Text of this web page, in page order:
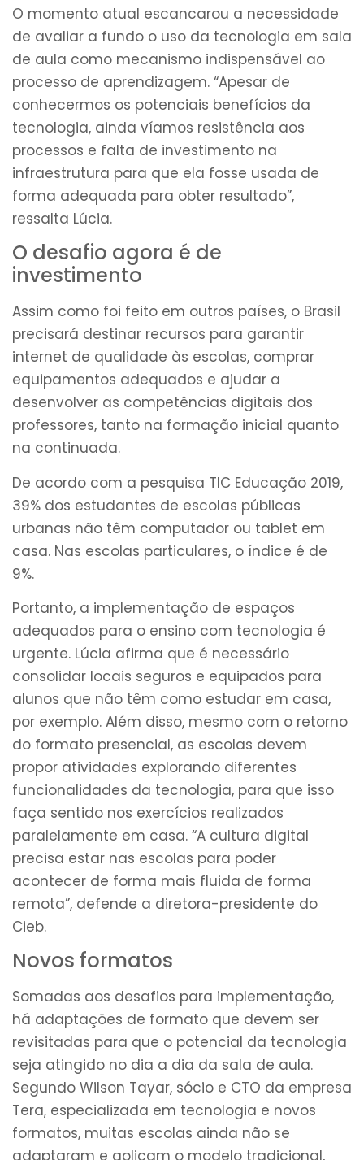
O momento atual escancarou a necessidade
de avaliar a fundo o uso da tecnologia em sala
de aula como mecanismo indispensável ao
processo de aprendizagem. “Apesar de
conhecermos os potenciais benefícios da
tecnologia, ainda víamos resistência aos
processos e falta de investimento na
infraestrutura para que ela fosse usada de
forma adequada para obter resultado”,
ressalta Lúcia.
O desafio agora é de
investimento
Assim como foi feito em outros países, o Brasil
precisará destinar recursos para garantir
internet de qualidade às escolas, comprar
equipamentos adequados e ajudar a
desenvolver as competências digitais dos
professores, tanto na formação inicial quanto
na continuada.
De acordo com a pesquisa TIC Educação 2019,
39% dos estudantes de escolas públicas
urbanas não têm computador ou tablet em
casa. Nas escolas particulares, o índice é de
9%.
Portanto, a implementação de espaços
adequados para o ensino com tecnologia é
urgente. Lúcia afirma que é necessário
consolidar locais seguros e equipados para
alunos que não têm como estudar em casa,
por exemplo. Além disso, mesmo com o retorno
do formato presencial, as escolas devem
propor atividades explorando diferentes
funcionalidades da tecnologia, para que isso
faça sentido nos exercícios realizados
paralelamente em casa. “A cultura digital
precisa estar nas escolas para poder
acontecer de forma mais fluida de forma
remota”, defende a diretora-presidente do
Cieb.
Novos formatos
Somadas aos desafios para implementação,
há adaptações de formato que devem ser
revisitadas para que o potencial da tecnologia
seja atingido no dia a dia da sala de aula.
Segundo Wilson Tayar, sócio e CTO da empresa
Tera, especializada em tecnologia e novos
formatos, muitas escolas ainda não se